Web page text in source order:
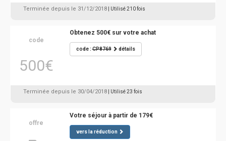
Terminée depuis le 31/12/2018 | Utilisé 210 fois
code
500€
Obtenez 500€ sur votre achat
code :CP8769 détails
Terminée depuis le 30/04/2018 | Utilisé 23 fois
offre
Votre séjour à partir de 179€
vers la réduction